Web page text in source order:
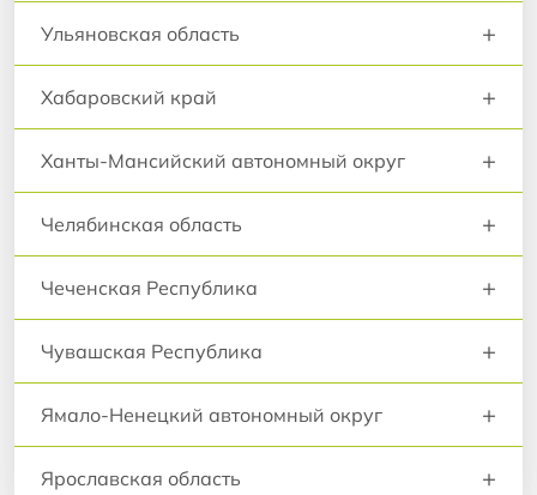
Ульяновская область +
Хабаровский край +
Ханты-Мансийский автономный округ +
Челябинская область +
Чеченская Республика +
Чувашская Республика +
Ямало-Ненецкий автономный округ +
Ярославская область +